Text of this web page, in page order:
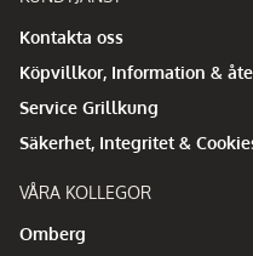
Kontakta oss
Köpvillkor, Information &
Service Grillkung
Säkerhet, Integritet &
VÅRA KOLLEGOR
Omberg